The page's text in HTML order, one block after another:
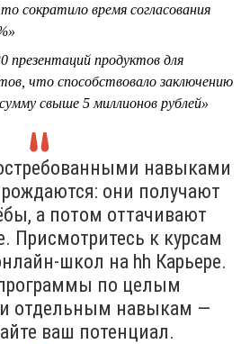
сократило время согласования
презентаций продуктов для
что способствовало заключению
свыше 5 миллионов рублей»
навыками
они получают
а потом оттачивают
Присмотритесь к курсам
школ на hh Карьере.
по целым
отдельным навыкам —
ваш потенциал.